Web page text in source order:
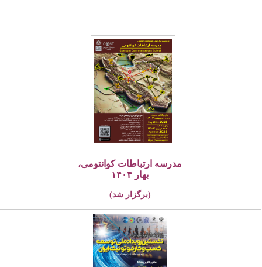
مدرسه ارتباطات کوانتومی،
بهار ۱۴۰۴
(برگزار شد)